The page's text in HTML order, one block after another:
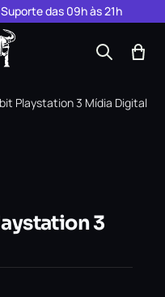
das 09h às 21h
Playstation 3 Mídia Digital
3